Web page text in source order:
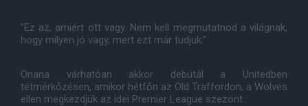
"Ez az, amiért ott vagy. Nem kell megmutatnod a világnak,
hogy milyen jó vagy, mert ezt már tudjuk."
Onana várhatóan akkor debütál a Unitedben
tétmérkőzésen, amikor hétfőn az Old Traffordon, a Wolves
ellen megkezdjük az idei Premier League szezont.